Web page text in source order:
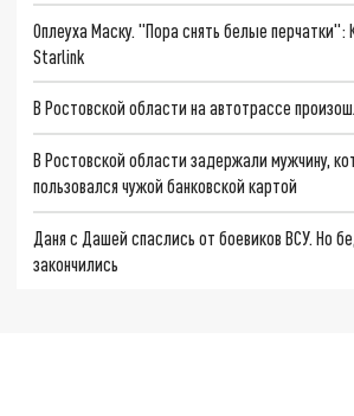
Оплеуха Маску. "Пора снять белые перчатки":
Starlink
В Ростовской области на автотрассе
В Ростовской области задержали мужчину,
пользовался чужой банковской картой
Даня с Дашей спаслись от боевиков ВСУ. Но
закончились